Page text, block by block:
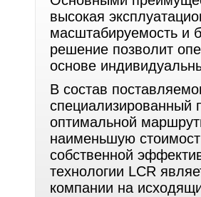
высокая
масштабируемость и
решение позволит
основе
В состав
специализированный
оптимальной
наименьшую
собственной
технологии LCR
компании на